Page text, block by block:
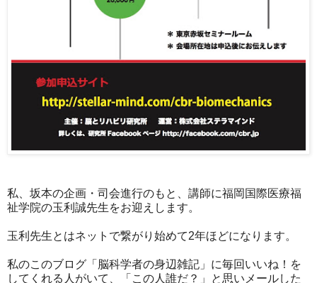
私、坂本の企画・司会進行のもと、講師に福岡国際医療福
祉学院の玉利誠先生をお迎えします。
玉利先生とはネットで繋がり始めて2年ほどになります。
私のこのブログ「脳科学者の身辺雑記」に毎回いいね！を
してくれる人がいて、「この人誰だ？」と思いメールした